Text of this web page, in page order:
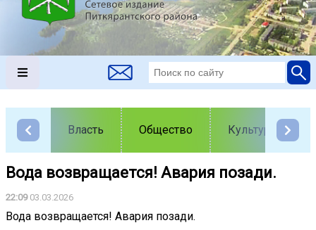
Власть Общество Культура
Вода возвращается! Авария позади.
22:0903.03.2026
Вода возвращается! Авария позади.